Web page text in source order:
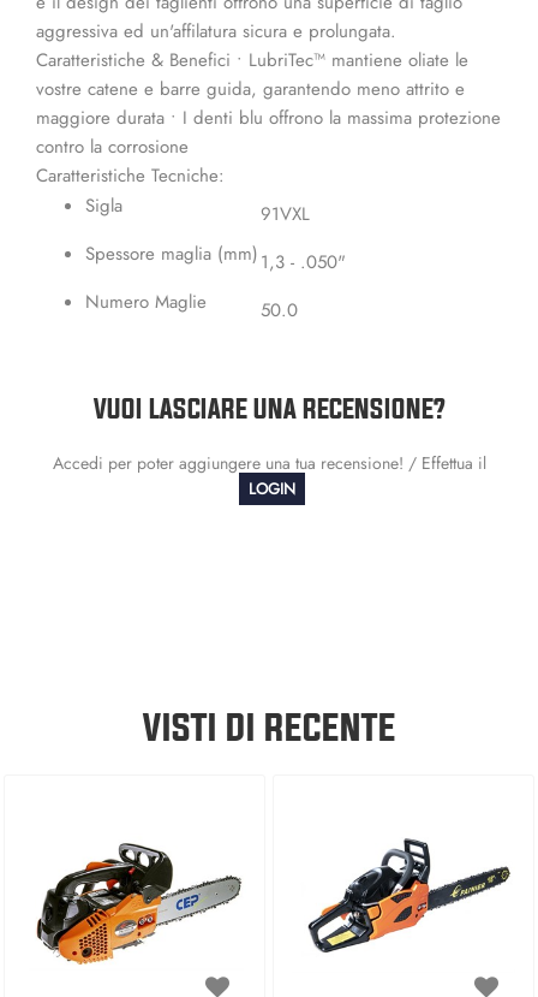
aggressiva ed un'affilatura sicura e prolungata.
Caratteristiche & Benefici • LubriTec™ mantiene oliate le
vostre catene e barre guida, garantendo meno attrito e
maggiore durata • I denti blu offrono la massima protezione
contro la corrosione
Caratteristiche Tecniche:
Sigla
91VXL
Spessore maglia (mm)1,3 - .050"
Numero Maglie
50.0
VUOI LASCIARE UNA RECENSIONE?
Accedi per poter aggiungere una tua recensione! / Effettua il
LOGIN
VISTI DI RECENTE